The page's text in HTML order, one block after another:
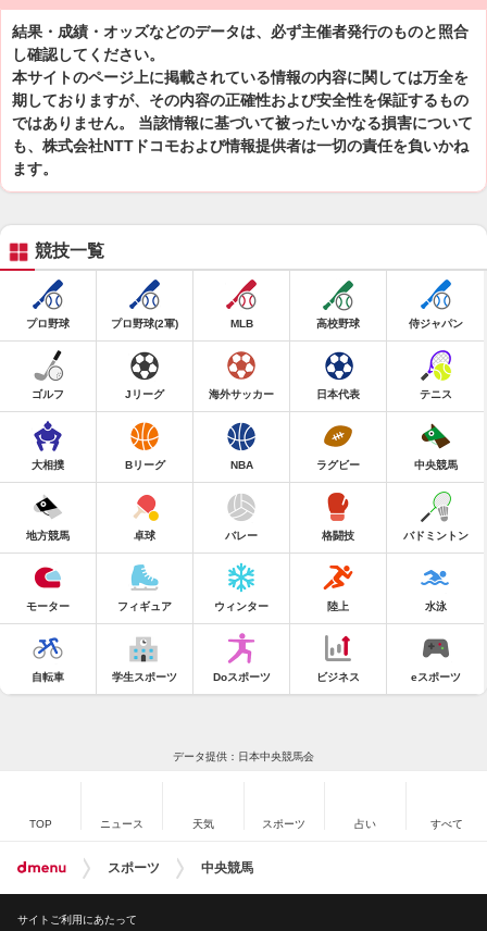
結果・成績・オッズなどのデータは、必ず主催者発行のものと照合
し確認してください。
本サイトのページ上に掲載されている情報の内容に関しては万全を
期しておりますが、その内容の正確性および安全性を保証するもの
ではありません。 当該情報に基づいて被ったいかなる損害について
も、株式会社NTTドコモおよび情報提供者は一切の責任を負いかね
ます。
競技一覧
プロ野球 プロ野球(2軍) MLB 高校野球 侍ジャパン
ゴルフ Jリーグ 海外サッカー 日本代表 テニス
大相撲 Bリーグ NBA ラグビー 中央競馬
地方競馬 卓球 バレー 格闘技 バドミントン
モーター フィギュア ウィンター 陸上 水泳
自転車 学生スポーツ Doスポーツ ビジネス eスポーツ
データ提供：日本中央競馬会
TOP ニュース 天気 スポーツ 占い すべて
スポーツ 中央競馬
サイトご利用にあたって